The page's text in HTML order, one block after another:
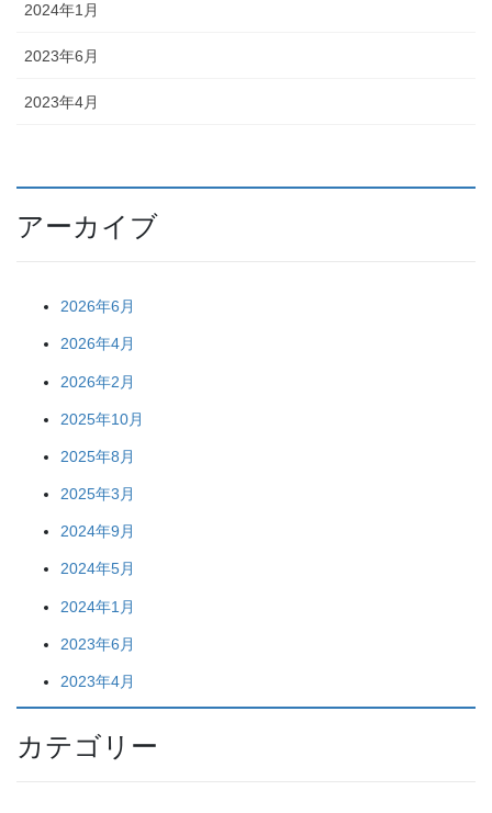
2024年1月
2023年6月
2023年4月
アーカイブ
2026年6月
2026年4月
2026年2月
2025年10月
2025年8月
2025年3月
2024年9月
2024年5月
2024年1月
2023年6月
2023年4月
カテゴリー